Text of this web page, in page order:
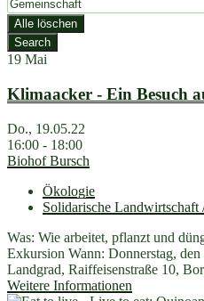
Alle löschen
Search
19 Mai
Klimaacker - Ein Besuch
Do., 19.05.22
16:00 - 18:00
Biohof Bursch
Ökologie
Solidarische
Was: Wie arbeitet, pflanzt und
Exkursion Wann: Donnerstag,
Landgrad, Raiffeisenstraße 10,
Weitere Informationen